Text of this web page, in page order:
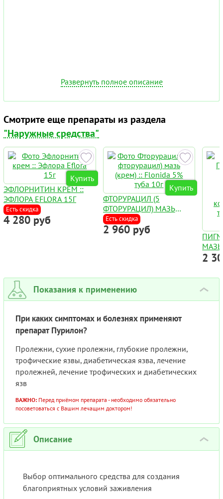
Развернуть полное описание
Смотрите еще препараты из раздела
"Наружные средства"
Купить
ЭФЛОРНИТИН КРЕМ ::
ЭФЛОРА EFLORA 15Г
Есть скидка
4 280 руб
Купить
ФТОРУРАЦИЛ (5
ФТОРУРАЦИЛ) МАЗЬ
(КРЕМ) :: FLONIDA 5%
ТУБА 10Г
Есть скидка
2 960 руб
2
Показания к применению ›
При каких симптомах и болезнях применяют
препарат Пурилон?
Пролежни, сухие пролежни, глубокие пролежни,
трофические язвы, диабетическая язва, лечение
пролежней, лечение трофических и диабетических
язв
ВАЖНО: Перед приёмом препарата - необходимо обязательно
посоветоваться с Вашим лечащим доктором!
Описание ›
Выбор оптимального средства для создания
благоприятных условий заживления